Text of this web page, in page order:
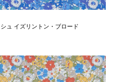
ュ イズリントン・ブロード